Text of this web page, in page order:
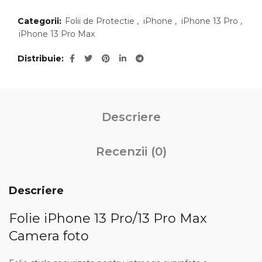
Categorii: Folii de Protectie , iPhone , iPhone 13 Pro ,
iPhone 13 Pro Max
Distribuie
Descriere
Recenzii (0)
Descriere
Folie iPhone 13 Pro/13 Pro Max
Camera foto